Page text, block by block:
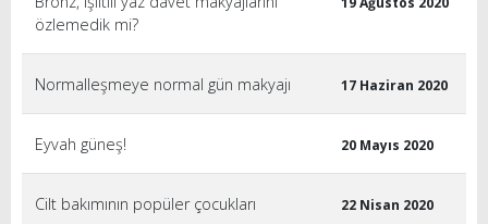
özlemedik mi?
Normalleşmeye normal gün makyajı 17 Haziran 2020
Eyvah güneş! 20 Mayıs 2020
Cilt bakımının popüler çocukları 22 Nisan 2020